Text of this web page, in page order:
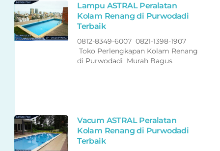
Lampu ASTRAL Peralatan
Kolam Renang di Purwodadi
Terbaik
0812-8349-6007 0821-1398-1907
Toko Perlengkapan Kolam Renang
di Purwodadi Murah Bagus
Vacum ASTRAL Peralatan
Kolam Renang di Purwodadi
Terbaik